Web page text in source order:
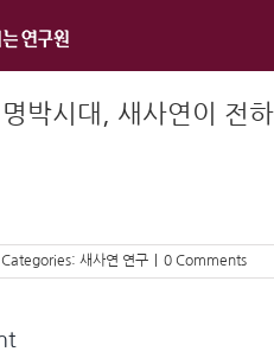
명박시대, 새사연이 전
Categories: 새사연 연구 0 Comments